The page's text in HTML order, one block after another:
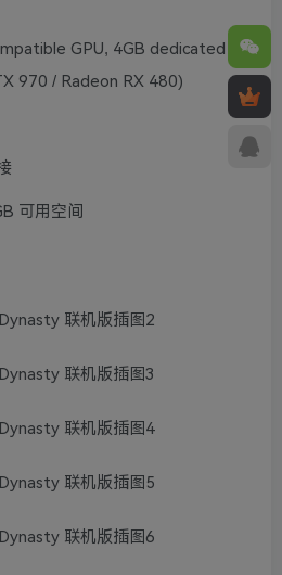
GPU, 4GB dedicated
970 / Radeon RX 480)
可用空间